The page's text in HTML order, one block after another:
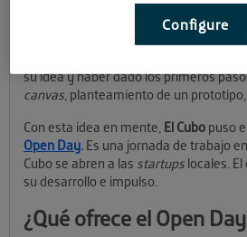
para poder
Por tanto, para que una
su idea y haber dado los primeros
canvas, planteamiento de un
Con esta idea en mente, El Cubo puso
Open Day. Es una jornada de trabajo
Cubo se abren a las startups locales.
su desarrollo e impulso.
¿Qué ofrece el Open
Configure